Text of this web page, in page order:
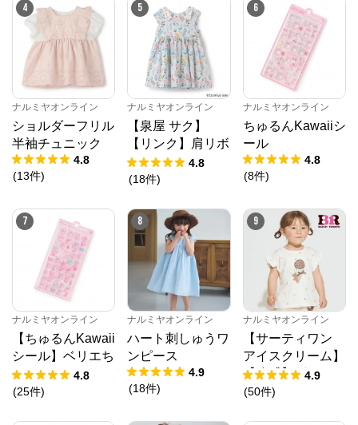
4
ナルミヤオンライン
ショルダーフリル
半袖チュニック
4.8
(13件)
5
ナルミヤオンライン
【泉屋 サク】
【リンク】肩リボ
ンフラワーキャッ
トワンピース
4.8
(18件)
6
ナルミヤオンライン
ちゅるんKawaiiシ
ール
4.8
(8件)
7
ナルミヤオンライン
【ちゅるんKawaii
シール】ベリエち
ゃん
4.8
(25件)
8
ナルミヤオンライン
ハート刺しゅうワ
ンピース
4.9
(18件)
9
ナルミヤオンライン
【サーティワン
アイスクリーム】
【冷感】グラフィ
ック半袖Tシャツ
4.9
(50件)